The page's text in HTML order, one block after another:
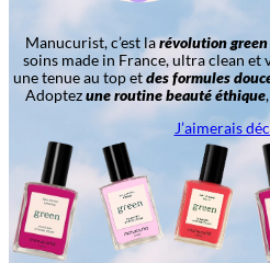
Manucurist, c’est larévolution
soins made in France, ultra clean et
une tenue au top etdes formules
Adoptezune routine beauté éthique
J’aimerais